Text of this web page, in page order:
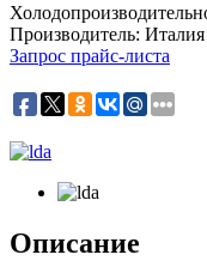
Производитель: Италия
Запрос прайс-листа
Описание